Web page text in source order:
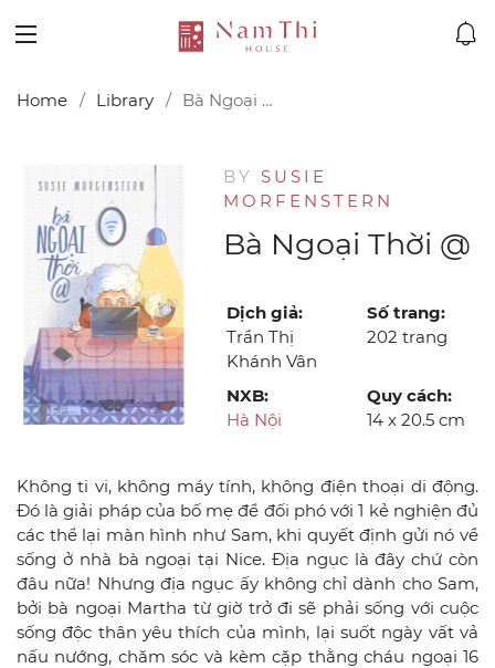
Home Library Bà Ngoại thời @
BY SUSIE
MORFENSTERN
Bà Ngoại Thời @
Dịch giả:
Trần Thị
Khánh Vân
Số trang:
202 trang
NXB:
Hà Nội
Quy cách:
14 x 20.5 cm
Không ti vi, không máy tính, không điện thoại di động.
Đó là giải pháp của bố mẹ để đối phó với 1 kẻ nghiện đủ
các thể lại màn hình như Sam, khi quyết định gửi nó về
sống ở nhà bà ngoại tại Nice. Địa ngục là đây chứ còn
đâu nữa! Nhưng địa ngục ấy không chỉ dành cho Sam,
bởi bà ngoại Martha từ giờ trở đi sẽ phải sống với cuộc
sống độc thân yêu thích của mình, lại suốt ngày vất vả
nấu nướng, chăm sóc và kèm cặp thằng cháu ngoại 16